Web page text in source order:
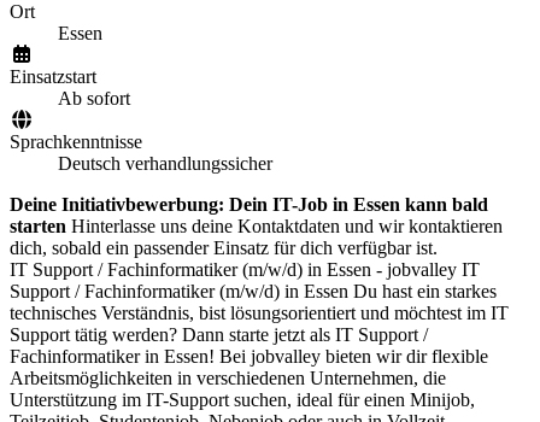
Ort
Essen
Einsatzstart
Ab sofort
Sprachkenntnisse
Deutsch verhandlungssicher
Deine Initiativbewerbung: Dein IT-Job in Essen kann bald
starten Hinterlasse uns deine Kontaktdaten und wir kontaktieren
dich, sobald ein passender Einsatz für dich verfügbar ist.
IT Support / Fachinformatiker (m/w/d) in Essen - jobvalley IT
Support / Fachinformatiker (m/w/d) in Essen Du hast ein starkes
technisches Verständnis, bist lösungsorientiert und möchtest im IT
Support tätig werden? Dann starte jetzt als IT Support /
Fachinformatiker in Essen! Bei jobvalley bieten wir dir flexible
Arbeitsmöglichkeiten in verschiedenen Unternehmen, die
Unterstützung im IT-Support suchen, ideal für einen Minijob,